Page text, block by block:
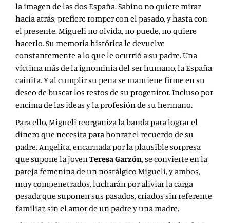
la imagen de las dos España. Sabino no quiere mirar
hacia atrás; prefiere romper con el pasado, y hasta con
el presente. Migueli no olvida, no puede, no quiere
hacerlo. Su memoria histórica le devuelve
constantemente a lo que le ocurrió a su padre. Una
víctima más de la ignominia del ser humano, la España
cainita. Y al cumplir su pena se mantiene firme en su
deseo de buscar los restos de su progenitor. Incluso por
encima de las ideas y la profesión de su hermano.
Para ello, Migueli reorganiza la banda para lograr el
dinero que necesita para honrar el recuerdo de su
padre. Angelita, encarnada por la plausible sorpresa
que supone la jovenTeresa Garzón, se convierte en la
pareja femenina de un nostálgico Migueli, y ambos,
muy compenetrados, lucharán por aliviar la carga
pesada que suponen sus pasados, criados sin referente
familiar, sin el amor de un padre y una madre.